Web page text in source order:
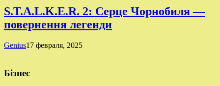
S.T.A.L.K.E.R. 2: Серце Чорнобиля —
повернення легенди
Genius17 февраля, 2025
Бізнес